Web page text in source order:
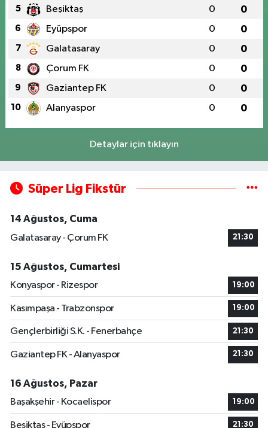
5 Beşiktaş 0 0
6 Eyüpspor 0 0
7 Galatasaray 0 0
8 Çorum FK 0 0
9 Gaziantep FK 0 0
10 Alanyaspor 0 0
Detaylar için tıklayın
Süper Lig Fikstür
14 Ağustos, Cuma
Galatasaray - Çorum FK
21:30
15 Ağustos, Cumartesi
Konyaspor - Rizespor
19:00
Kasımpaşa - Trabzonspor 19:00
Gençlerbirliği S.K. - Fenerbahçe 21:30
Gaziantep FK - Alanyaspor 21:30
16 Ağustos, Pazar
Başakşehir - Kocaelispor
19:00
Beşiktaş - Eyüpspor 21:30